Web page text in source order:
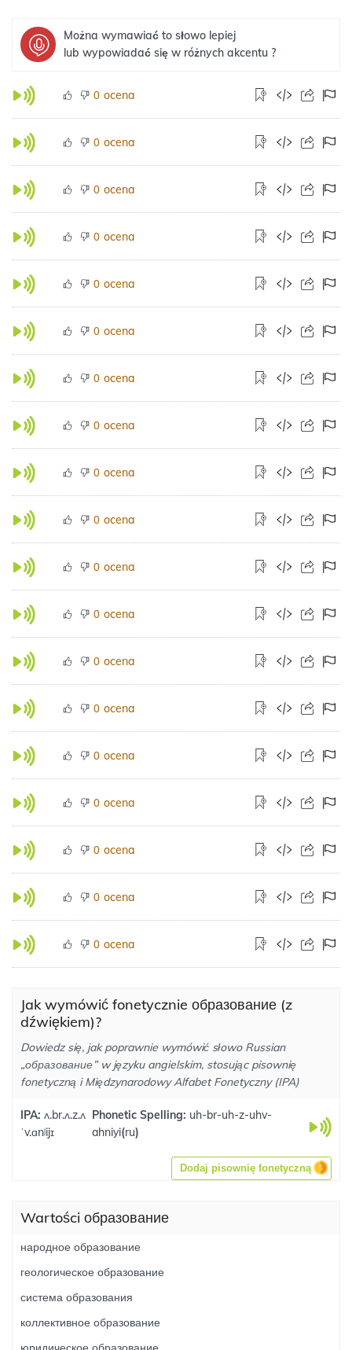
Można wymawiać to słowo lepiej
lub wypowiadać się w różnych akcentu ?
0 ocena
0 ocena
0 ocena
0 ocena
0 ocena
0 ocena
0 ocena
0 ocena
0 ocena
0 ocena
0 ocena
0 ocena
0 ocena
0 ocena
0 ocena
0 ocena
0 ocena
0 ocena
0 ocena
Jak wymówić fonetycznie образование (z
dźwiękiem)?
Dowiedz się, jak poprawnie wymówić słowo Russian
„образование” w języku angielskim, stosując pisownię
fonetyczną i Międzynarodowy Alfabet Fonetyczny (IPA)
IPA: ʌ.br.ʌ.z.ʌ
ˈv.ɑnʲijɪ
Phonetic Spelling: uh-br-uh-z-uhv-
ahniyi(ru)
Dodaj pisownię fonetyczną
Wartości образование
народное образование
геологическое образование
система образования
коллективное образование